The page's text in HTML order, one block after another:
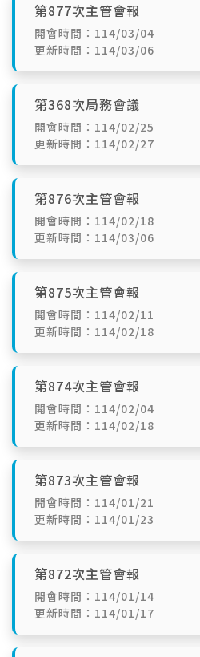
第877次主管會報
開會時間：114/03/04
更新時間：114/03/06
第368次局務會議
開會時間：114/02/25
更新時間：114/02/27
第876次主管會報
開會時間：114/02/18
更新時間：114/03/06
第875次主管會報
開會時間：114/02/11
更新時間：114/02/18
第874次主管會報
開會時間：114/02/04
更新時間：114/02/18
第873次主管會報
開會時間：114/01/21
更新時間：114/01/23
第872次主管會報
開會時間：114/01/14
更新時間：114/01/17